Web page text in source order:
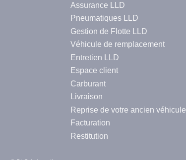
Assurance LLD
Pneumatiques LLD
Gestion de Flotte LLD
Véhicule de remplacement
Entretien LLD
Espace client
Carburant
Livraison
Reprise de votre ancien véhicule
Facturation
Restitution